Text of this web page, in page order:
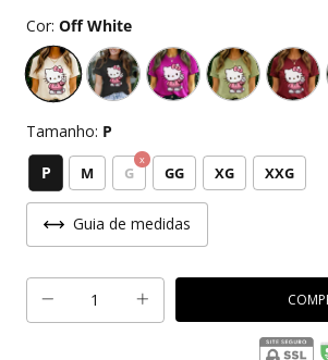
Cor: Off White
Tamanho: P
P M G GG XG XXG
Guia de medidas